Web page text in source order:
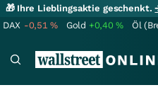
🎁 Ihre Lieblingsaktie geschenkt.
DAX -0,51% Gold +0,40% Öl